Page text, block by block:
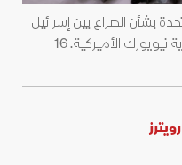
بشأن الصراع بين إسرائيل
وحماس في مقر الأمم المتحدة بولاية نيويورك الأميركية. 16
رويترز